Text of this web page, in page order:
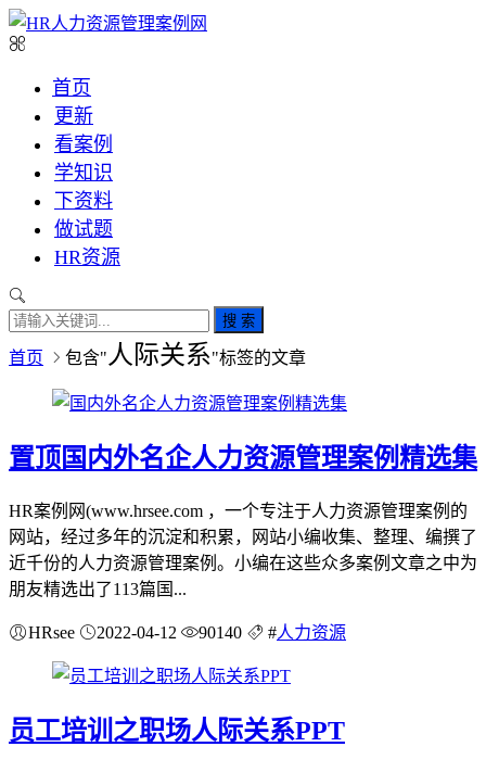
首页
更新
看案例
学知识
下资料
做试题
HR资源
搜 索
首页 包含" 人际关系"标签的文章
置顶 国内外名企人力资源管理案例精选集
HR案例网(www.hrsee.com ，一个专注于人力资源管理案例的
网站，经过多年的沉淀和积累，网站小编收集、整理、编撰了
近千份的人力资源管理案例。小编在这些众多案例文章之中为
朋友精选出了113篇国...
HRsee 2022-04-12 90140 #人力资源
员工培训之职场人际关系PPT